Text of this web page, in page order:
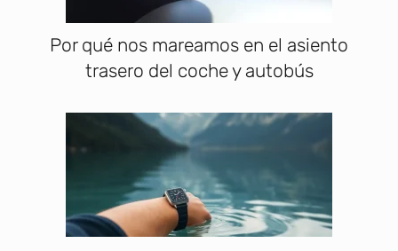
Por qué nos mareamos en el asiento
trasero del coche y autobús